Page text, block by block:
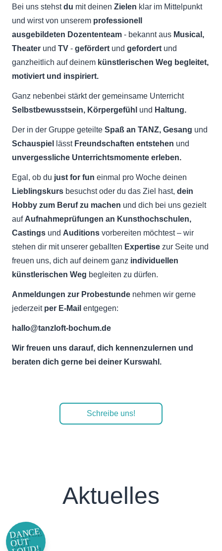
Bei uns stehstdu mit deinen Zielen klar im Mittelpunkt
und wirst von unserem professionell
ausgebildeten Dozententeam - bekannt aus Musical,
Theater und TV - gefördert und gefordert und
ganzheitlich auf deinem künstlerischen Weg begleitet,
motiviert und inspiriert.
Ganz nebenbei stärkt der gemeinsame Unterricht
Selbstbewusstsein, Körpergefühl und Haltung.
Der in der Gruppe geteilte Spaß an TANZ, Gesang und
Schauspiel
lässt Freundschaften entstehen und
unvergessliche Unterrichtsmomente erleben.
Egal, ob du just for fun einmal pro Woche deinen
Lieblingskurs besuchst oder du das Ziel hast, dein
Hobby zum Beruf zu machen und dich bei uns gezielt
auf Aufnahmeprüfungen an Kunsthochschulen,
Castings und Auditions vorbereiten möchtest – wir
stehen dir mit unserer geballten Expertise zur Seite und
freuen uns, dich auf deinem ganz individuellen
künstlerischen Weg begleiten zu dürfen.
Anmeldungen zur Probestunde nehmen wir gerne
jederzeit per E-Mail entgegen:
hallo@tanzloft-bochum.de
Wir freuen uns darauf, dich kennenzulernen und
beraten dich gerne bei deiner Kurswahl.
Schreibe uns!
Aktuelles
DANCE
OUT